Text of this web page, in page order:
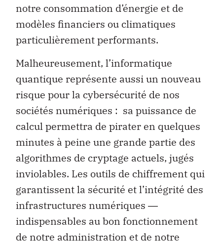
notre consommation d’énergie et de
modèles financiers ou climatiques
particulièrement performants.
Malheureusement, l’informatique
quantique représente aussi un nouveau
risque pour la cybersécurité de nos
sociétés numériques : sa puissance de
calcul permettra de pirater en quelques
minutes à peine une grande partie des
algorithmes de cryptage actuels, jugés
inviolables. Les outils de chiffrement qui
garantissent la sécurité et l’intégrité des
infrastructures numériques ―
indispensables au bon fonctionnement
de notre administration et de notre